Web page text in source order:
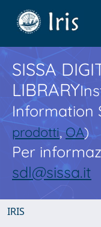
SISSA
LIBRARY
Information
prodotti,OA)
Per
sdl@sissa.it
IRIS